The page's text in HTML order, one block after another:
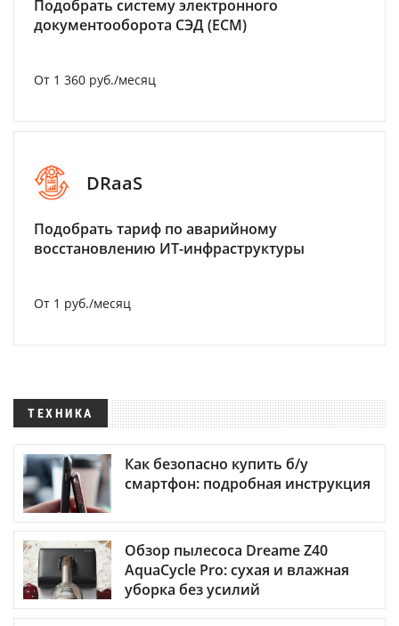
Подобрать систему электронного
документооборота СЭД (ECM)
От 1 360 руб./месяц
DRaaS
Подобрать тариф по аварийному
восстановлению ИТ-инфраструктуры
От 1 руб./месяц
ТЕХНИКА
Как безопасно купить б/у
смартфон: подробная инструкция
Обзор пылесоса Dreame Z40
AquaCycle Pro: сухая и влажная
уборка без усилий